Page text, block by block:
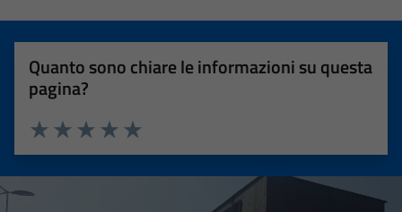
Quanto sono chiare le informazioni su questa
pagina?
Valuta 5 stelle su 5
Valuta 4 stelle su 5
Valuta 3 stelle su 5
Valuta 2 stelle su 5
Valuta 1 stelle su 5